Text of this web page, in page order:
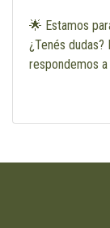
🌟 Estamos
¿Tenés
respondemos